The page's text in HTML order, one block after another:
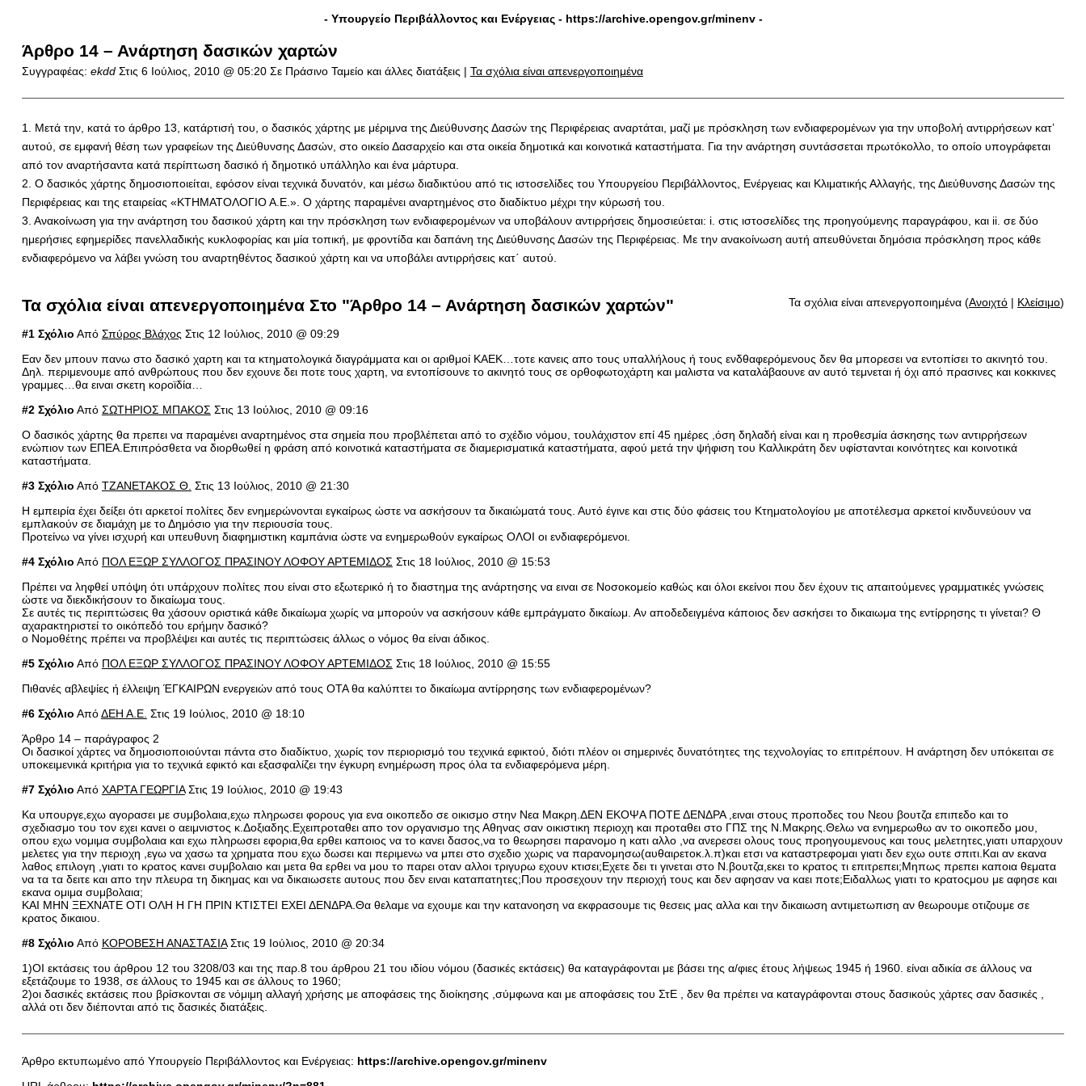
- Yπουργείο Περιβάλλοντος και Ενέργειας - https://archive.opengov.gr/minenv-
Άρθρο 14 – Ανάρτηση δασικών χαρτών
Συγγραφέας: ekddΣτις 6 Ιούλιος, 2010 @ 05:20 Σε Πράσινο Ταμείο και άλλες διατάξεις | Τα σχόλια είναι απενεργοποιημένα
1. Μετά την, κατά το άρθρο 13, κατάρτισή του, ο δασικός χάρτης με μέριμνα της Διεύθυνσης Δασών της Περιφέρειας αναρτάται, μαζί με πρόσκληση των ενδιαφερομένων για την υποβολή αντιρρήσεων κατ’
αυτού, σε εμφανή θέση των γραφείων της Διεύθυνσης Δασών, στο οικείο Δασαρχείο και στα οικεία δημοτικά και κοινοτικά καταστήματα. Για την ανάρτηση συντάσσεται πρωτόκολλο, το οποίο υπογράφεται
από τον αναρτήσαντα κατά περίπτωση δασικό ή δημοτικό υπάλληλο και ένα μάρτυρα.
2. Ο δασικός χάρτης δημοσιοποιείται, εφόσον είναι τεχνικά δυνατόν, και μέσω διαδικτύου από τις ιστοσελίδες του Υπουργείου Περιβάλλοντος, Ενέργειας και Κλιματικής Αλλαγής, της Διεύθυνσης Δασών της
Περιφέρειας και της εταιρείας «ΚΤΗΜΑΤΟΛΟΓΙΟ Α.Ε.». Ο χάρτης παραμένει αναρτημένος στο διαδίκτυο μέχρι την κύρωσή του.
3. Ανακοίνωση για την ανάρτηση του δασικού χάρτη και την πρόσκληση των ενδιαφερομένων να υποβάλουν αντιρρήσεις δημοσιεύεται: i. στις ιστοσελίδες της προηγούμενης παραγράφου, και ii. σε δύο
ημερήσιες εφημερίδες πανελλαδικής κυκλοφορίας και μία τοπική, με φροντίδα και δαπάνη της Διεύθυνσης Δασών της Περιφέρειας. Με την ανακοίνωση αυτή απευθύνεται δημόσια πρόσκληση προς κάθε
ενδιαφερόμενο να λάβει γνώση του αναρτηθέντος δασικού χάρτη και να υποβάλει αντιρρήσεις κατ΄ αυτού.
Τα σχόλια είναι απενεργοποιημένα (Ανοιχτό | Κλείσιμο)
Τα σχόλια είναι απενεργοποιημένα Στο "Άρθρο 14 – Ανάρτηση δασικών χαρτών"
#1 Σχόλιο Από Σπύρος Βλάχος Στις 12 Ιούλιος, 2010 @ 09:29
Εαν δεν μπουν πανω στο δασικό χαρτη και τα κτηματολογικά διαγράμματα και οι αριθμοί ΚΑΕΚ…τοτε κανεις απο τους υπαλλήλους ή τους ενδθαφερόμενους δεν θα μπορεσει να εντοπίσει το ακινητό του.
Δηλ. περιμενουμε από ανθρώπους που δεν εχουνε δει ποτε τους χαρτη, να εντοπίσουνε το ακινητό τους σε ορθοφωτοχάρτη και μαλιστα να καταλάβαουνε αν αυτό τεμνεται ή όχι από πρασινες και κοκκινες
γραμμες…θα ειναι σκετη κοροϊδία…
#2 Σχόλιο Από ΣΩΤΗΡΙΟΣ ΜΠΑΚΟΣ Στις 13 Ιούλιος, 2010 @ 09:16
Ο δασικός χάρτης θα πρεπει να παραμένει αναρτημένος στα σημεία που προβλέπεται από το σχέδιο νόμου, τουλάχιστον επί 45 ημέρες ,όση δηλαδή είναι και η προθεσμία άσκησης των αντιρρήσεων
ενώπιον των ΕΠΕΑ.Επιπρόσθετα να διορθωθεί η φράση από κοινοτικά καταστήματα σε διαμερισματικά καταστήματα, αφού μετά την ψήφιση του Καλλικράτη δεν υφίστανται κοινότητες και κοινοτικά
καταστήματα.
#3 Σχόλιο Από ΤΖΑΝΕΤΑΚΟΣ Θ. Στις 13 Ιούλιος, 2010 @ 21:30
Η εμπειρία έχει δείξει ότι αρκετοί πολίτες δεν ενημερώνονται εγκαίρως ώστε να ασκήσουν τα δικαιώματά τους. Αυτό έγινε και στις δύο φάσεις του Κτηματολογίου με αποτέλεσμα αρκετοί κινδυνεύουν να
εμπλακούν σε διαμάχη με το Δημόσιο για την περιουσία τους.
Προτείνω να γίνει ισχυρή και υπευθυνη διαφημιστικη καμπάνια ώστε να ενημερωθούν εγκαίρως ΟΛΟΙ οι ενδιαφερόμενοι.
#4 Σχόλιο Από ΠΟΛ ΕΞΩΡ ΣΥΛΛΟΓΟΣ ΠΡΑΣΙΝΟΥ ΛΟΦΟΥ ΑΡΤΕΜΙΔΟΣ Στις 18 Ιούλιος, 2010 @ 15:53
Πρέπει να ληφθεί υπόψη ότι υπάρχουν πολίτες που είναι στο εξωτερικό ή το διαστημα της ανάρτησης να ειναι σε Νοσοκομείο καθώς και όλοι εκείνοι που δεν έχουν τις απαιτούμενες γραμματικές γνώσεις
ώστε να διεκδικήσουν το δικαίωμα τους.
Σε αυτές τις περιπτώσεις θα χάσουν οριστικά κάθε δικαίωμα χωρίς να μπορούν να ασκήσουν κάθε εμπράγματο δικαίωμ. Αν αποδεδειγμένα κάποιος δεν ασκήσει το δικαιωμα της εντίρρησης τι γίνεται? Θ
αχαρακτηριστεί το οικόπεδό του ερήμην δασικό?
ο Νομοθέτης πρέπει να προβλέψει και αυτές τις περιπτώσεις άλλως ο νόμος θα είναι άδικος.
#5 Σχόλιο Από ΠΟΛ ΕΞΩΡ ΣΥΛΛΟΓΟΣ ΠΡΑΣΙΝΟΥ ΛΟΦΟΥ ΑΡΤΕΜΙΔΟΣ Στις 18 Ιούλιος, 2010 @ 15:55
Πιθανές αβλεψίες ή έλλειψη ΈΓΚΑΙΡΩΝ ενεργειών από τους ΟΤΑ θα καλύπτει το δικαίωμα αντίρρησης των ενδιαφερομένων?
#6 Σχόλιο ΑπόΔΕΗ Α.Ε. Στις 19 Ιούλιος, 2010 @ 18:10
Άρθρο 14 – παράγραφος 2
Οι δασικοί χάρτες να δημοσιοποιούνται πάντα στο διαδίκτυο, χωρίς τον περιορισμό του τεχνικά εφικτού, διότι πλέον οι σημερινές δυνατότητες της τεχνολογίας το επιτρέπουν. Η ανάρτηση δεν υπόκειται σε
υποκειμενικά κριτήρια για το τεχνικά εφικτό και εξασφαλίζει την έγκυρη ενημέρωση προς όλα τα ενδιαφερόμενα μέρη.
#7 Σχόλιο Από XΑΡΤΑ ΓΕΩΡΓΙΑΣτις 19 Ιούλιος, 2010 @ 19:43
Κα υπουργε,εχω αγορασει με συμβολαια,εχω πληρωσει φορους για ενα οικοπεδο σε οικισμο στην Νεα Μακρη.ΔΕΝ ΕΚΟΨΑ ΠΟΤΕ ΔΕΝΔΡΑ ,ειναι στους προποδες του Νεου βουτζα επιπεδο και το
σχεδιασμο του τον εχει κανει ο αειμνιστος κ.Δοξιαδης.Εχειπροταθει απο τον οργανισμο της Αθηνας σαν οικιστικη περιοχη και προταθει στο ΓΠΣ της Ν.Μακρης.Θελω να ενημερωθω αν το οικοπεδο μου,
οπου εχω νομιμα συμβολαια και εχω πληρωσει εφορια,θα ερθει καποιος να το κανει δασος,να το θεωρησει παρανομο η κατι αλλο ,να ανερεσει ολους τους προηγουμενους και τους μελετητες,γιατι υπαρχουν
μελετες για την περιοχη ,εγω να χασω τα χρηματα που εχω δωσει και περιμενω να μπει στο σχεδιο χωρις να παρανομησω(αυθαιρετοκ.λ.π)και ετσι να καταστρεφομαι γιατι δεν εχω ουτε σπιτι.Και αν εκανα
λαθος επιλογη ,γιατι το κρατος κανει συμβολαιο και μετα θα ερθει να μου το παρει οταν αλλοι τριγυρω εχουν κτισει;Εχετε δει τι γινεται στο Ν.βουτζα,εκει το κρατος τι επιτρεπει;Μηπως πρεπει καποια θεματα
να τα τα δειτε και απο την πλευρα τη δικημας και να δικαιωσετε αυτους που δεν ειναι καταπατητες;Που προσεχουν την περιοχή τους και δεν αφησαν να καει ποτε;Ειδαλλως γιατι το κρατοςμου με αφησε και
εκανα ομιμα συμβολαια;
KΑΙ ΜΗΝ ΞΕΧΝΑΤΕ ΟΤΙ ΟΛΗ Η ΓΗ ΠΡΙΝ ΚΤΙΣΤΕΙ ΕΧΕΙ ΔΕΝΔΡΑ.Θα θελαμε να εχουμε και την κατανοηση να εκφρασουμε τις θεσεις μας αλλα και την δικαιωση αντιμετωπιση αν θεωρουμε οτιζουμε σε
κρατος δικαιου.
#8 Σχόλιο Από ΚΟΡΟΒΕΣΗ ΑΝΑΣΤΑΣΙΑΣτις 19 Ιούλιος, 2010 @ 20:34
1)ΟΙ εκτάσεις του άρθρου 12 του 3208/03 και της παρ.8 του άρθρου 21 του ιδίου νόμου (δασικές εκτάσεις) θα καταγράφονται με βάσει της α/φιες έτους λήψεως 1945 ή 1960. είναι αδικία σε άλλους να
εξετάζουμε το 1938, σε άλλους το 1945 και σε άλλους το 1960;
2)οι δασικές εκτάσεις που βρίσκονται σε νόμιμη αλλαγή χρήσης με αποφάσεις της διοίκησης ,σύμφωνα και με αποφάσεις του ΣτΕ , δεν θα πρέπει να καταγράφονται στους δασικούς χάρτες σαν δασικές ,
αλλά οτι δεν διέπονται από τις δασικές διατάξεις.
Άρθρο εκτυπωμένο από Yπουργείο Περιβάλλοντος και Ενέργειας: https://archive.opengov.gr/minenv